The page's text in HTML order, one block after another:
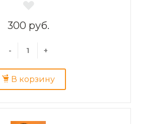
300 руб.
- +
В корзину